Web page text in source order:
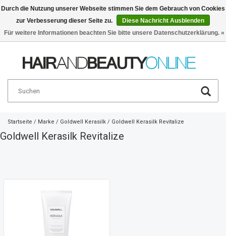
Deutsch €
Startseite / Marke / Goldwell Kerasilk / Goldwell Kerasilk Revitalize
Goldwell Kerasilk Revitalize
Durch die Nutzung unserer Webseite stimmen Sie dem Gebrauch von Cookies
zur Verbesserung dieser Seite zu.
Diese Nachricht Ausblenden
Für weitere Informationen beachten Sie bitte unsere Datenschutzerklärung. »